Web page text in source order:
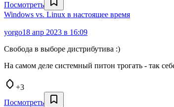
Посмотреть
Windows vs. Linux в настоящее время
yorgo18 апр 2023 в 16:09
Свобода в выборе дистрибутива :)
На самом деле системный питон трогать - так
+3
Посмотреть